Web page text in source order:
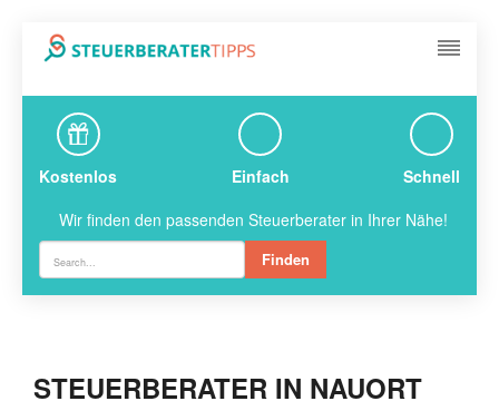
Kostenlos Einfach
Schnell
Wir finden den passenden Steuerberater in Ihrer Nähe!
Finden
STEUERBERATER IN NAUORT